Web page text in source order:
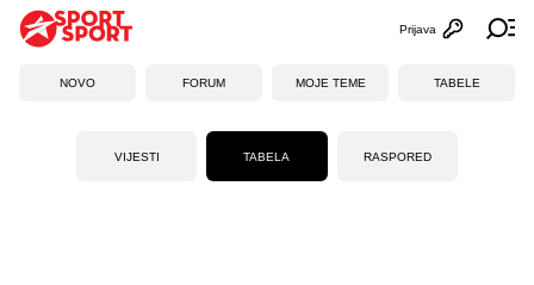
Otvori
Prijava
NOVO FORUM MOJE TEME TABELE
VIJESTI TABELA RASPORED